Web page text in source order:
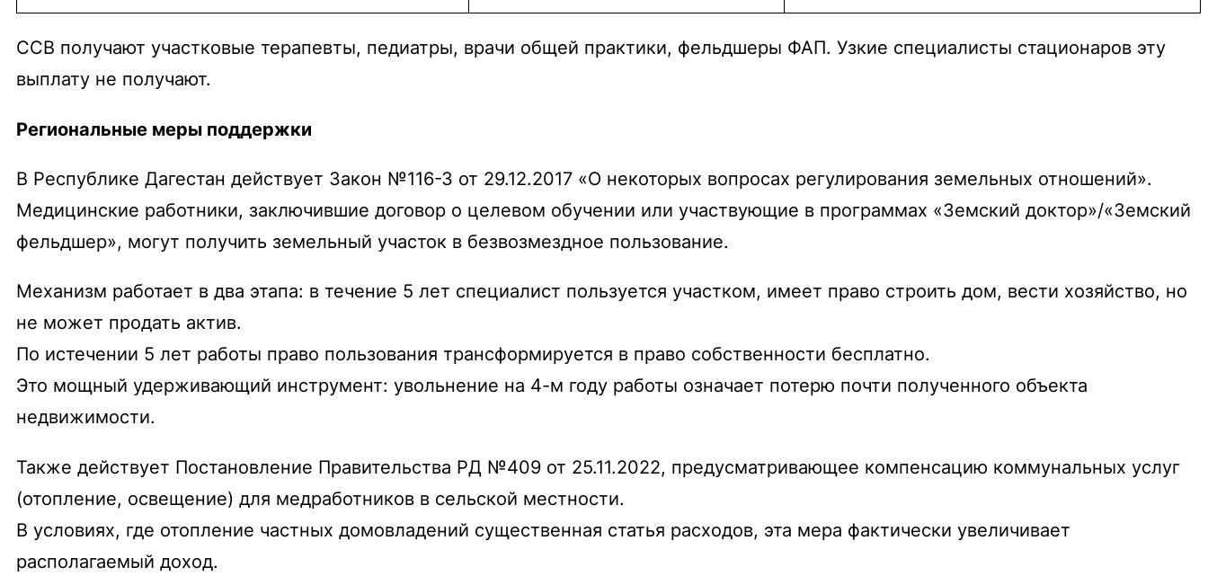
ССВ получают участковые терапевты, педиатры, врачи общей практики, фельдшеры ФАП. Узкие специалисты стационаров эту
выплату не получают.
Региональные меры поддержки
В Республике Дагестан действует Закон №116-З от 29.12.2017 «О некоторых вопросах регулирования земельных отношений».
Медицинские работники, заключившие договор о целевом обучении или участвующие в программах «Земский доктор»/«Земский
фельдшер», могут получить земельный участок в безвозмездное пользование.
Механизм работает в два этапа: в течение 5 лет специалист пользуется участком, имеет право строить дом, вести хозяйство, но
не может продать актив.
По истечении 5 лет работы право пользования трансформируется в право собственности бесплатно.
Это мощный удерживающий инструмент: увольнение на 4-м году работы означает потерю почти полученного объекта
недвижимости.
Также действует Постановление Правительства РД №409 от 25.11.2022, предусматривающее компенсацию коммунальных услуг
(отопление, освещение) для медработников в сельской местности.
В условиях, где отопление частных домовладений существенная статья расходов, эта мера фактически увеличивает
располагаемый доход.